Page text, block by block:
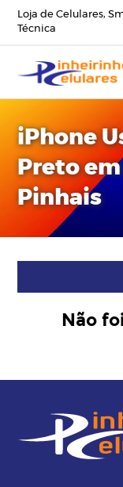
Loja de Celulares,
Técnica
iPhone
Preto
Pinhais
Não